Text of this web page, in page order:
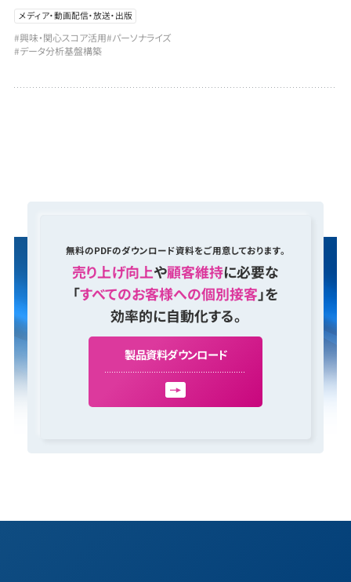
メディア・動画配信・放送・出版
#興味・関心スコア活用#パーソナライズ
#データ分析基盤構築
無料のPDFのダウンロード資料をご用意しております。
売り上げ向上や顧客維持に必要な
「すべてのお客様への個別接客」を
効率的に自動化する。
製品資料ダウンロード